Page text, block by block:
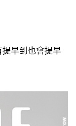
提早到也會提早